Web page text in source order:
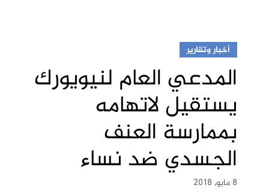
أخبار وتقارير
المدعي العام لنيويورك
يستقيل لاتهامه
بممارسة العنف
الجسدي ضد نساء
8 مايو, 2018